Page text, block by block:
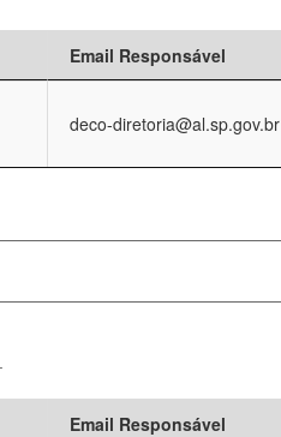
Email Responsável
deco-diretoria@al.sp.gov.br
Email Responsável